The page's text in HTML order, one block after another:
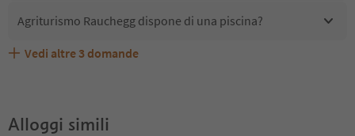
Agriturismo Rauchegg dispone di una piscina?
Agriturismo Rauchegg accetta animali domestici?
Quali servizi/attività sono disponibili presso Agriturismo
Gli ospiti di Agriturismo Rauchegg ricevono l'Alto Adige
Vedi altre 3 domande
Alloggi simili